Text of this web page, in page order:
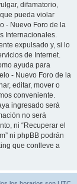
difamatorio,
pueda violar
- Nuevo Foro de la
Internacionales.
expulsado y, si lo
de Internet.
ayuda para
- Nuevo Foro de la
editar, mover o
conveniente.
ingresado será
no será
ni “Recuperar el
ni phpBB podrán
que conlleve a